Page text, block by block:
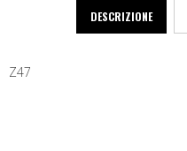
DESCRIZIONE
Z47